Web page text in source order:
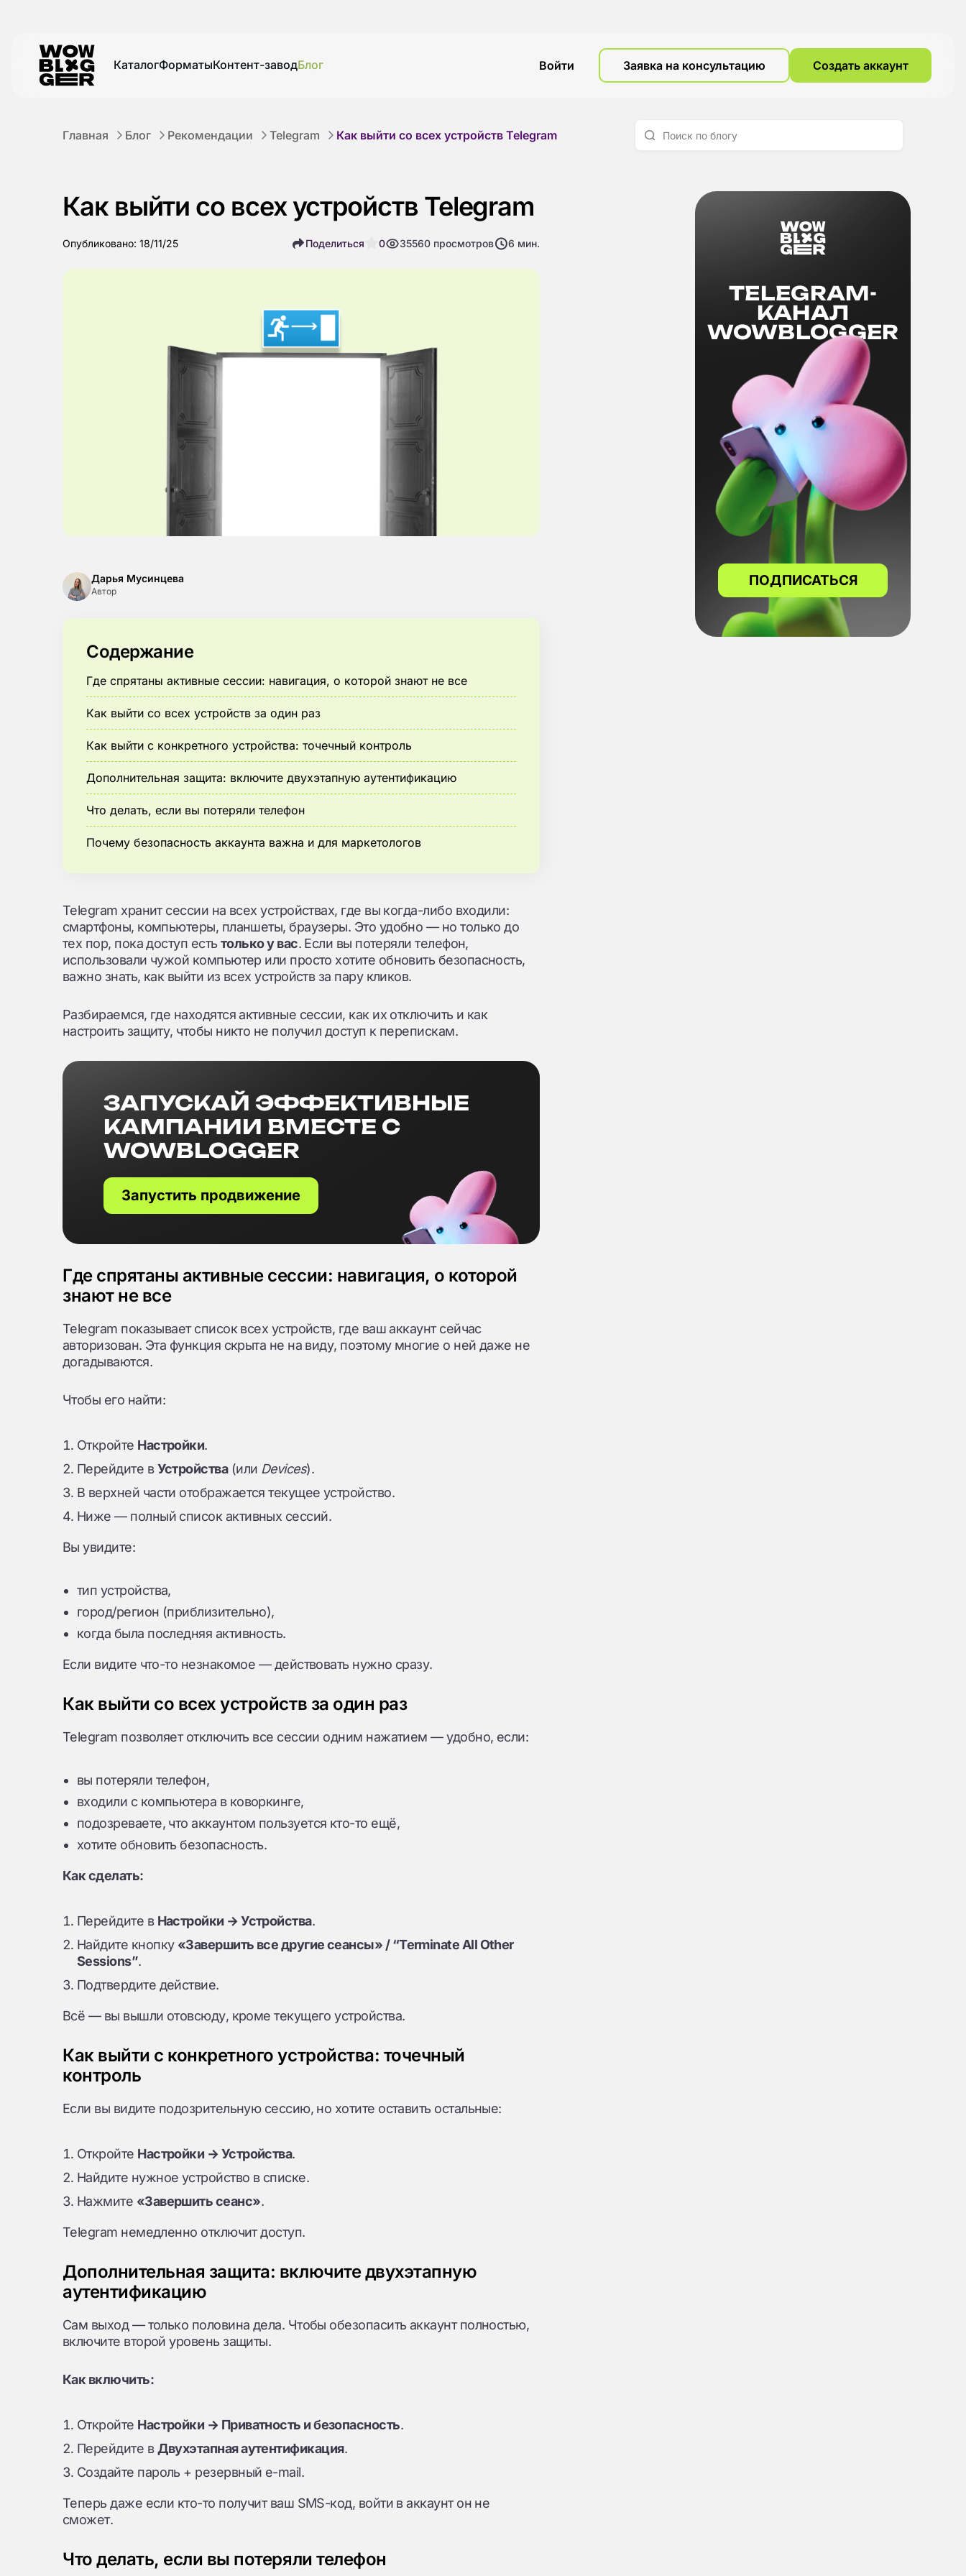
КаталогФорматыКонтент-заводБлог Войти Заявка на консультацию Создать аккаунт
Главная Блог Рекомендации Telegram Как выйти со всех устройств Telegram
TELEGRAM-
КАНАЛ
WOWBLOGGER
ПОДПИСАТЬСЯ
Как выйти со всех устройств Telegram
Опубликовано: 18/11/25 Поделиться 0 35560 просмотров 6 мин.
Дарья Мусинцева
Автор
Содержание
Где спрятаны активные сессии: навигация, о которой знают не все
Как выйти со всех устройств за один раз
Как выйти с конкретного устройства: точечный контроль
Дополнительная защита: включите двухэтапную аутентификацию
Что делать, если вы потеряли телефон
Почему безопасность аккаунта важна и для маркетологов
Telegram хранит сессии на всех устройствах, где вы когда-либо входили:
смартфоны, компьютеры, планшеты, браузеры. Это удобно — но только до
тех пор, пока доступ есть только у вас. Если вы потеряли телефон,
использовали чужой компьютер или просто хотите обновить безопасность,
важно знать, как выйти из всех устройств за пару кликов.
Разбираемся, где находятся активные сессии, как их отключить и как
настроить защиту, чтобы никто не получил доступ к перепискам.
ЗАПУСКАЙ ЭФФЕКТИВНЫЕ
КАМПАНИИ ВМЕСТЕ С
WOWBLOGGER
Запустить продвижение
Где спрятаны активные сессии: навигация, о которой
знают не все
Telegram показывает список всех устройств, где ваш аккаунт сейчас
авторизован. Эта функция скрыта не на виду, поэтому многие о ней даже не
догадываются.
Чтобы его найти:
Откройте Настройки.
Перейдите вУстройства(или Devices).
В верхней части отображается текущее устройство.
Ниже — полный список активных сессий.
Вы увидите:
тип устройства,
город/регион (приблизительно),
когда была последняя активность.
Если видите что-то незнакомое — действовать нужно сразу.
Как выйти со всех устройств за один раз
Telegram позволяет отключить все сессии одним нажатием — удобно, если:
вы потеряли телефон,
входили с компьютера в коворкинге,
подозреваете, что аккаунтом пользуется кто-то ещё,
хотите обновить безопасность.
Как сделать:
Перейдите в Настройки → Устройства.
Найдите кнопку «Завершить все другие сеансы» / “Terminate All Other
Sessions”.
Подтвердите действие.
Всё — вы вышли отовсюду, кроме текущего устройства.
Как выйти с конкретного устройства: точечный
контроль
Если вы видите подозрительную сессию, но хотите оставить остальные:
Откройте Настройки → Устройства.
Найдите нужное устройство в списке.
Нажмите «Завершить сеанс».
Telegram немедленно отключит доступ.
Дополнительная защита: включите двухэтапную
аутентификацию
Сам выход — только половина дела. Чтобы обезопасить аккаунт полностью,
включите второй уровень защиты.
Как включить:
Откройте Настройки → Приватность и безопасность.
Перейдите вДвухэтапная аутентификация.
Создайте пароль + резервный e-mail.
Теперь даже если кто-то получит ваш SMS-код, войти в аккаунт он не
сможет.
Что делать, если вы потеряли телефон